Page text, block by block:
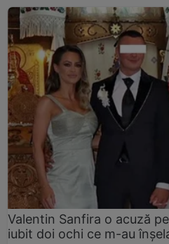
Valentin Sanfira o acuză
iubit doi ochi ce m-au